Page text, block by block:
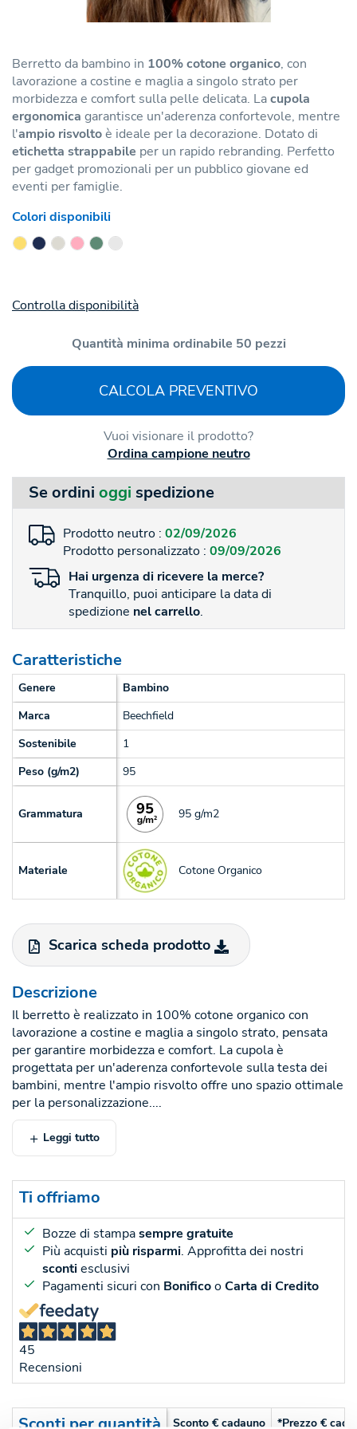
Berretto da bambino in 100% cotone organico, con
lavorazione a costine e maglia a singolo strato per
morbidezza e comfort sulla pelle delicata. Lacupola
ergonomica garantisce un'aderenza confortevole, mentre
l'ampio risvoltoè ideale per la decorazione. Dotato di
etichetta strappabile per un rapido rebranding. Perfetto
per gadget promozionali per un pubblico giovane ed
eventi per famiglie.
Colori disponibili
Controlla disponibilità
Quantità minima ordinabile 50 pezzi
CALCOLA PREVENTIVO
Vuoi visionare il prodotto?
Ordina campione neutro
Se ordini oggi spedizione
Prodotto neutro : 02/09/2026
Prodotto personalizzato : 09/09/2026
Hai urgenza di ricevere la merce?
Tranquillo, puoi anticipare la data di
spedizione nel carrello.
Caratteristiche
Genere
Bambino
Marca
Beechfield
Sostenibile
1
Peso (g/m2)
95
Grammatura 95 g/m2
Materiale Cotone Organico
Scarica scheda prodotto
Descrizione
Il berretto è realizzato in 100% cotone organico con
lavorazione a costine e maglia a singolo strato, pensata
per garantire morbidezza e comfort. La cupola è
progettata per un'aderenza confortevole sulla testa dei
bambini, mentre l'ampio risvolto offre uno spazio ottimale
per la personalizzazione....
Leggi tutto
Ti offriamo
Bozze di stampasempre gratuite
Più acquisti più risparmi. Approfitta dei nostri
scontiesclusivi
Pagamenti sicuri con BonificooCarta di Credito
45
Recensioni
Sconti per quantità Sconto € cadauno *Prezzo €